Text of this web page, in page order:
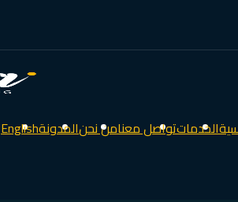
الخدماتتواصل معنامن نحنالمدونةEnglish